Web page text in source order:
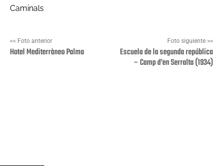
Caminals
<< Foto anterior
Hotel Mediterràneo Palma
Foto siguiente >>
Escuela de la segunda república
– Camp d’en Serralta (1934)